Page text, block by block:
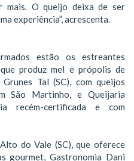
mais. O queijo deixa de ser
experiência”, acrescenta.
estão os estreantes
produz mel e própolis de
Tal (SC), com queijos
São Martinho, e Queijaria
recém-certificada e com
do Vale (SC), que oferece
gourmet, Gastronomia Dani